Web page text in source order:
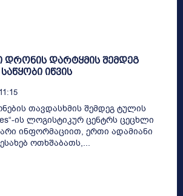
დარტყმის შემდეგ
საწყობი იწვის
თავდასხმის შემდეგ ტულის
ის ლოგისტიკურ ცენტრს ცეცხლი
ინფორმაციით, ერთი ადამიანი
ოთხშაბათს,...